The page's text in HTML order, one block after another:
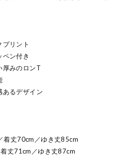
プリント
ペン付き
厚みのロンT
あるデザイン
着丈70cm／ゆき丈85cm
丈71cm／ゆき丈87cm